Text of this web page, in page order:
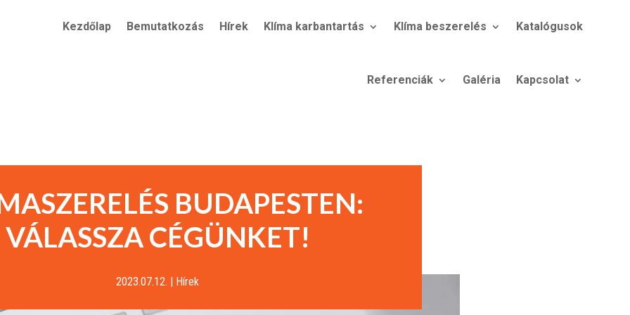
Kezdőlap Bemutatkozás Hírek Klíma karbantartás Klíma beszerelés Katalógusok
Referenciák Galéria Kapcsolat
BUDAPESTEN:
VÁLASSZA CÉGÜNKET!
2023.07.12. Hírek